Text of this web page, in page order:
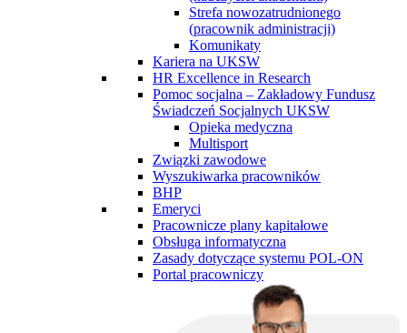
Strefa nowozatrudnionego
(pracownik administracji)
Komunikaty
Kariera na UKSW
HR Excellence in Research
Pomoc socjalna – Zakładowy Fundusz
Świadczeń Socjalnych UKSW
Opieka medyczna
Multisport
Związki zawodowe
Wyszukiwarka pracowników
BHP
Emeryci
Pracownicze plany kapitałowe
Obsługa informatyczna
Zasady dotyczące systemu POL-ON
Portal pracowniczy